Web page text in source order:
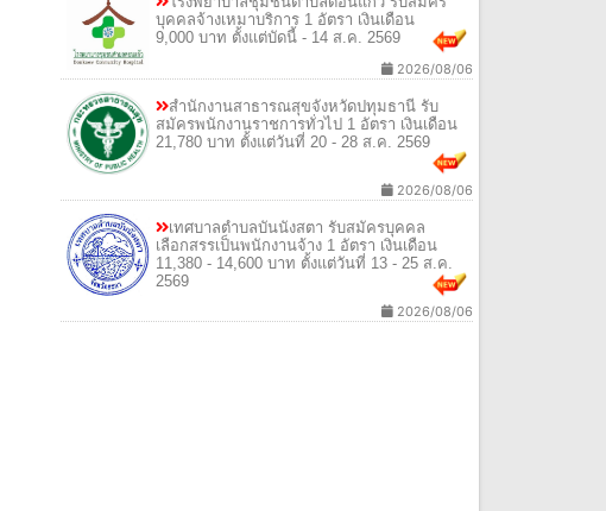
บุคคลจ้างเหมาบริการ 1 อัตรา เงินเดือน
9,000 บาท ตั้งแต่บัดนี้ - 14 ส.ค. 2569
2026/08/06
สํานักงานสาธารณสุขจังหวัดปทุมธานี รับ
สมัครพนักงานราชการทั่วไป 1 อัตรา เงินเดือน
21,780 บาท ตั้งแต่วันที่ 20 - 28 ส.ค. 2569
2026/08/06
เทศบาลตําบลบันนังสตา รับสมัครบุคคล
เลือกสรรเป็นพนักงานจ้าง 1 อัตรา เงินเดือน
11,380 - 14,600 บาท ตั้งแต่วันที่ 13 - 25 ส.ค.
2569
2026/08/06